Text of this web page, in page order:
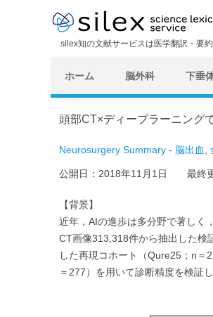
silex知の文献サービスは医学翻訳・要
ホーム 脳外科 下垂
頭部CT×ディープラーニング
Neurosurgery Summary - 脳出血
公開日： 2018年11月1日 最終
【背景】
近年，AIの進歩は多分野で著しく
CT画像313,318件から抽出した検
した再現コホート（Qure25；n
＝277）を用いて診断精度を検証